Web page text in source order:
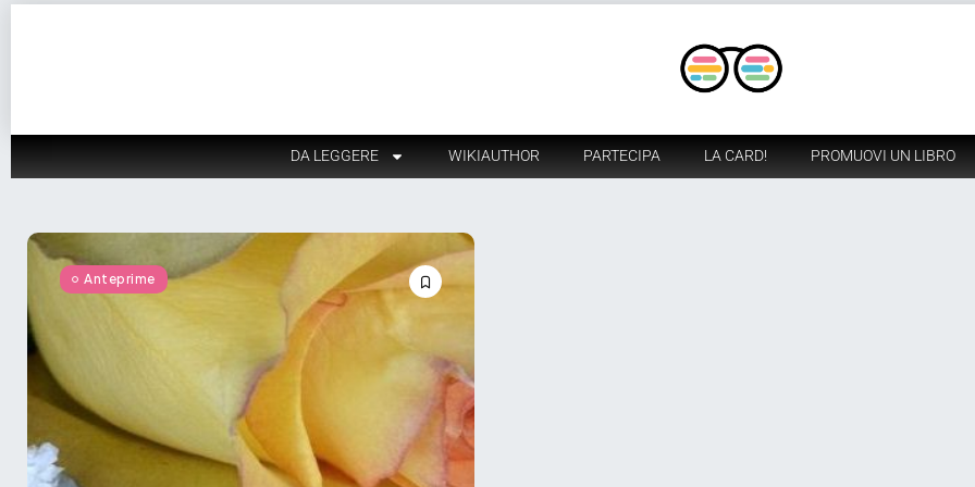
DA LEGGERE WIKIAUTHOR PARTECIPA LA CARD! PROMUOVI UN LIBRO
Anteprime